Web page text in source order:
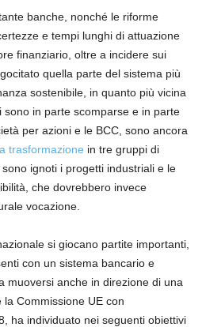
banche, nonché le riforme
e tempi lunghi di attuazione
finanziario, oltre a incidere sui
quella parte del sistema più
sostenibile, in quanto più vicina
in parte scomparse e in parte
per azioni e le BCC, sono ancora
trasformazione in tre gruppi di
ignoti i progetti industriali e le
che dovrebbero invece
vocazione.
si giocano partite importanti,
con un sistema bancario e
muoversi anche in direzione di una
Commissione UE con
ha individuato nei seguenti obiettivi